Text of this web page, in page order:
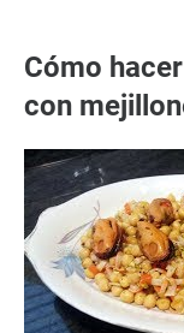
Cómo
con